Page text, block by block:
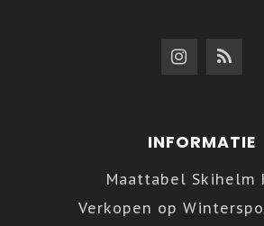
INFORMATIE
Maattabel Skihelm
Verkopen op